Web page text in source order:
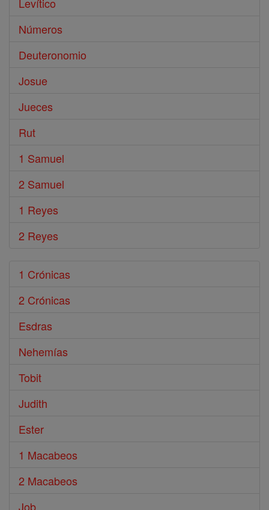
Levítico
Números
Deuteronomio
Josue
Jueces
Rut
1 Samuel
2 Samuel
1 Reyes
2 Reyes
1 Crónicas
2 Crónicas
Esdras
Nehemías
Tobit
Judith
Ester
1 Macabeos
2 Macabeos
Job